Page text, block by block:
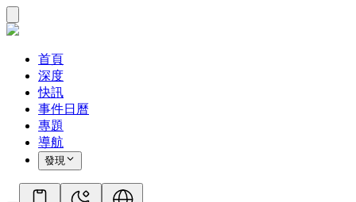
首頁
深度
快訊
事件日曆
專題
導航
發現